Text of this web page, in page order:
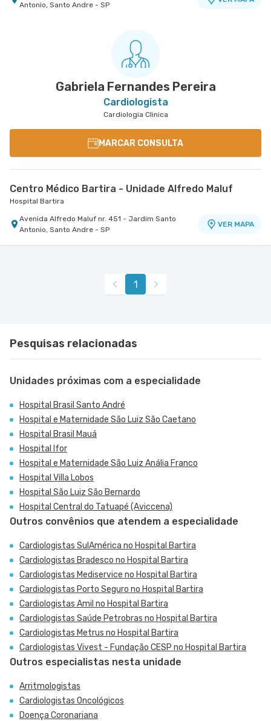
Antonio, Santo Andre - SP
Gabriela Fernandes Pereira
Cardiologista
Cardiologia Clinica
MARCAR CONSULTA
Centro Médico Bartira - Unidade Alfredo Maluf
Hospital Bartira
Avenida Alfredo Maluf nr. 451 - Jardim Santo
Antonio, Santo Andre - SP
VER MAPA
1
Pesquisas relacionadas
Unidades próximas com a especialidade
Hospital Brasil Santo André
Hospital e Maternidade São Luiz São Caetano
Hospital Brasil Mauá
Hospital Ifor
Hospital e Maternidade São Luiz Anália Franco
Hospital Villa Lobos
Hospital São Luiz São Bernardo
Hospital Central do Tatuapé (Aviccena)
Outros convênios que atendem a especialidade
Cardiologistas SulAmérica no Hospital Bartira
Cardiologistas Bradesco no Hospital Bartira
Cardiologistas Mediservice no Hospital Bartira
Cardiologistas Porto Seguro no Hospital Bartira
Cardiologistas Amil no Hospital Bartira
Cardiologistas Saúde Petrobras no Hospital Bartira
Cardiologistas Metrus no Hospital Bartira
Cardiologistas Vivest - Fundação CESP no Hospital Bartira
Outros especialistas nesta unidade
Arritmologistas
Cardiologistas Oncológicos
Doença Coronariana